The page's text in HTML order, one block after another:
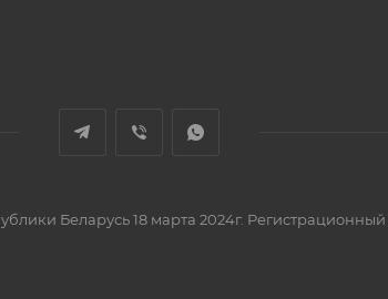
Беларусь 18 марта 2024г.